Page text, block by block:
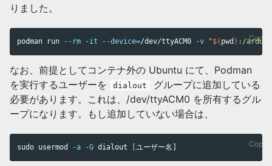
りました。
Copy
podman run --rm -it --device=/dev/ttyACM0 -v "$( pwd ) :/
なお、前提としてコンテナ外の Ubuntu にて、Podman
を実行するユーザーを
dialout
グループに追加している
必要があります。これは、/dev/ttyACM0 を所有するグル
ープになります。もし追加していない場合は、
Copy
sudo usermod -a -G dialout [